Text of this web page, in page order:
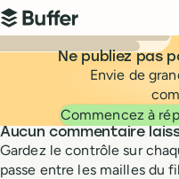
Navigation principale
Buffer
Ne publiez pas
Envie de
Commencez à
Aucun commentaire
Gardez le contrôle sur
passe entre les mailles du